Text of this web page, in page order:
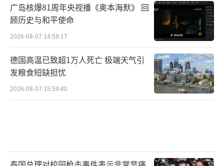
广岛核爆81周年央视播《奥本海默》 回
顾历史与和平使命
2026-08-07 14:58:17
德国高温已致超1万人死亡 极端天气引
发粮食短缺担忧
2026-08-07 15:59:40